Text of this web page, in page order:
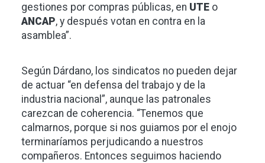
gestiones por compras públicas, en UTE o
ANCAP, y después votan en contra en la
asamblea”.
Según Dárdano, los sindicatos no pueden dejar
de actuar “en defensa del trabajo y de la
industria nacional”, aunque las patronales
carezcan de coherencia. “Tenemos que
calmarnos, porque si nos guiamos por el enojo
terminaríamos perjudicando a nuestros
compañeros. Entonces seguimos haciendo